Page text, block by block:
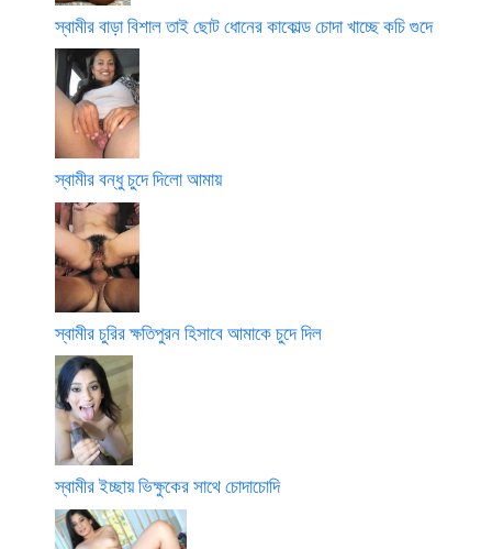
স্বামীর বাড়া বিশাল তাই ছোট ধোনের কাকোল্ড চোদা খাচ্ছে কচি গুদে
স্বামীর বন্ধু চুদে দিলো আমায়
স্বামীর চুরির ক্ষতিপুরন হিসাবে আমাকে চুদে দিল
স্বামীর ইচ্ছায় ভিক্ষুকের সাথে চোদাচোদি